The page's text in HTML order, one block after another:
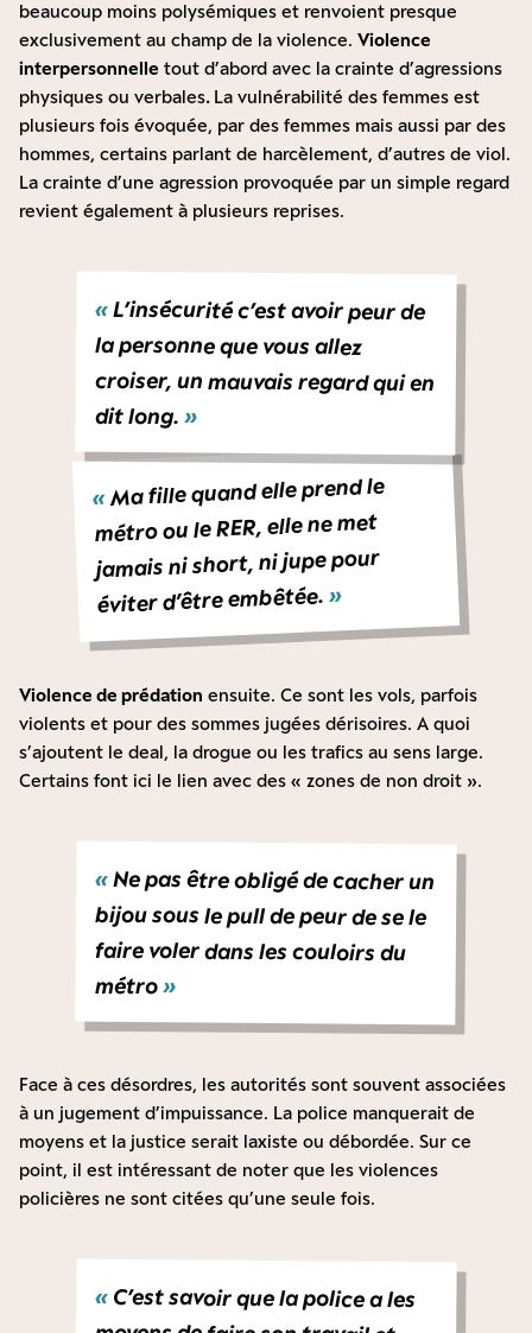
beaucoup moins polysémiques et renvoient presque
exclusivement au champ de la violence. Violence
interpersonnelle tout d’abord avec la crainte d’agressions
physiques ou verbales. La vulnérabilité des femmes est
plusieurs fois évoquée, par des femmes mais aussi par des
hommes, certains parlant de harcèlement, d’autres de viol.
La crainte d’une agression provoquée par un simple regard
revient également à plusieurs reprises.
«L’insécurité c’est avoir peur de
la personne que vous allez
croiser, un mauvais regard qui en
dit long. »
«Ma fille quand elle prend le
métro ou le RER, elle ne met
jamais ni short, ni jupe pour
éviter d’être embêtée. »
Violence de prédation ensuite. Ce sont les vols, parfois
violents et pour des sommes jugées dérisoires. A quoi
s’ajoutent le deal, la drogue ou les trafics au sens large.
Certains font ici le lien avec des « zones de non droit ».
«Ne pas être obligé de cacher un
bijou sous le pull de peur de se le
faire voler dans les couloirs du
métro»
Face à ces désordres, les autorités sont souvent associées
à un jugement d’impuissance. La police manquerait de
moyens et la justice serait laxiste ou débordée. Sur ce
point, il est intéressant de noter que les violences
policières ne sont citées qu’une seule fois.
« C’est savoir que la police a les
moyens de faire son travail et